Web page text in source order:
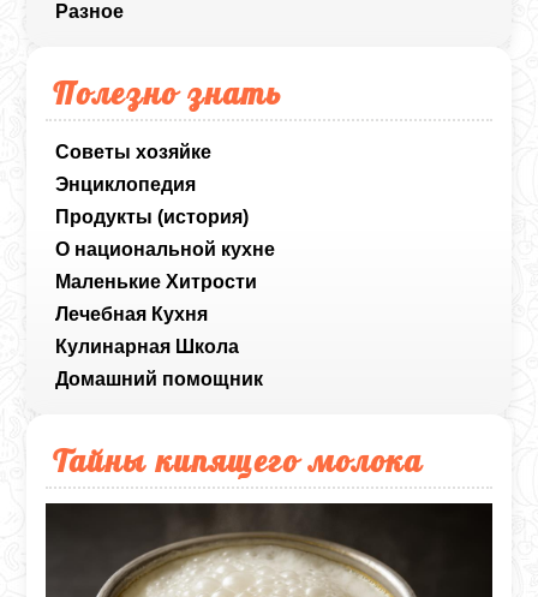
Разное
Полезно знать
Советы хозяйке
Энциклопедия
Продукты (история)
О национальной кухне
Маленькие Хитрости
Лечебная Кухня
Кулинарная Школа
Домашний помощник
Тайны кипящего молока